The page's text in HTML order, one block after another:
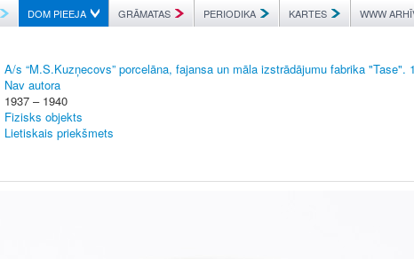
DOM PIEEJA GRĀMATAS PERIODIKA KARTES WWW
A/s “M.S.Kuzņecovs” porcelāna, fajansa un māla izstrādājumu fabrika "Tase".
Nav autora
1937 – 1940
Fizisks objekts
Lietiskais priekšmets